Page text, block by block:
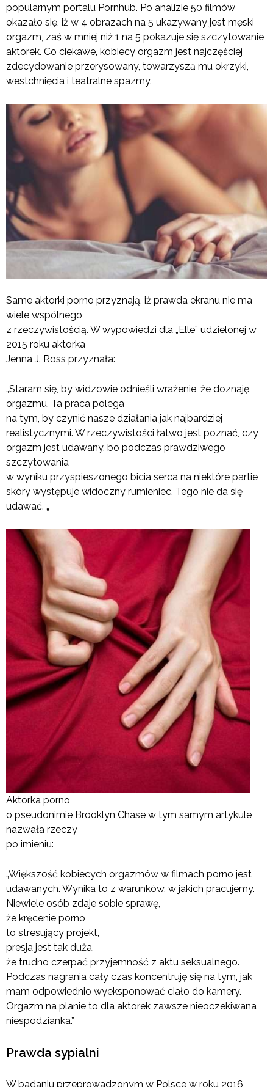
popularnym portalu Pornhub. Po analizie 50 filmów
okazało się, iż w 4 obrazach na 5 ukazywany jest męski
orgazm, zaś w mniej niż 1 na 5 pokazuje się szczytowanie
aktorek. Co ciekawe, kobiecy orgazm jest najczęściej
zdecydowanie przerysowany, towarzyszą mu okrzyki,
westchnięcia i teatralne spazmy.
Same aktorki porno przyznają, iż prawda ekranu nie ma
wiele wspólnego
z rzeczywistością. W wypowiedzi dla „Elle” udzielonej w
2015 roku aktorka
Jenna J. Ross przyznała:
„Staram się, by widzowie odnieśli wrażenie, że doznaję
orgazmu. Ta praca polega
na tym, by czynić nasze działania jak najbardziej
realistycznymi. W rzeczywistości łatwo jest poznać, czy
orgazm jest udawany, bo podczas prawdziwego
szczytowania
w wyniku przyspieszonego bicia serca na niektóre partie
skóry występuje widoczny rumieniec. Tego nie da się
udawać. „
Aktorka porno
o pseudonimie Brooklyn Chase w tym samym artykule
nazwała rzeczy
po imieniu:
„Większość kobiecych orgazmów w filmach porno jest
udawanych. Wynika to z warunków, w jakich pracujemy.
Niewiele osób zdaje sobie sprawę,
że kręcenie porno
to stresujący projekt,
presja jest tak duża,
że trudno czerpać przyjemność z aktu seksualnego.
Podczas nagrania cały czas koncentruję się na tym, jak
mam odpowiednio wyeksponować ciało do kamery.
Orgazm na planie to dla aktorek zawsze nieoczekiwana
niespodzianka.”
Prawda sypialni
W badaniu przeprowadzonym w Polsce w roku 2016